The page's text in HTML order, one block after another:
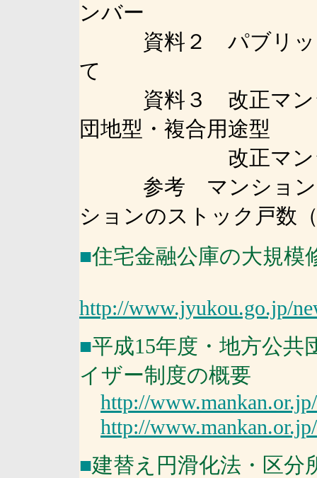
ンバー
資料２ パブリック
て
資料３ 改正マンシ
団地型・複合用途型
改正マンション
参考 マンションに
ションのストック戸数
■住宅金融公庫の大規模
http://www.jyukou.go.jp/
■平成15年度・地方公
イザー制度の概要
http://
http://
■建替え円滑化法・区分